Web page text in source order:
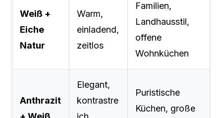
Weiß +
Eiche
Natur
Warm,
einladend,
zeitlos
Familien,
Landhausstil,
offene
Wohnküchen
Anthrazit
Elegant,
kontrastre
Puristische
Küchen, große